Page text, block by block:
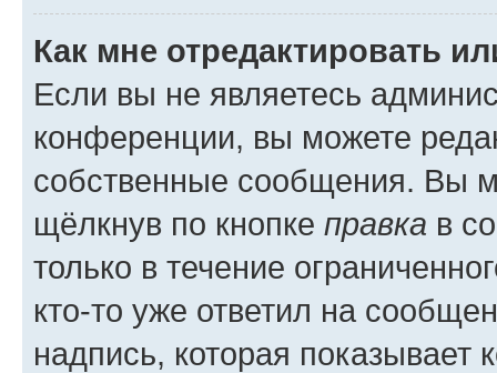
Как мне отредактировать
Если вы не являетесь
конференции, вы можете
собственные сообщения. Вы
щёлкнув по кнопке правка в
только в течение
кто-то уже ответил на
надпись, которая показывает